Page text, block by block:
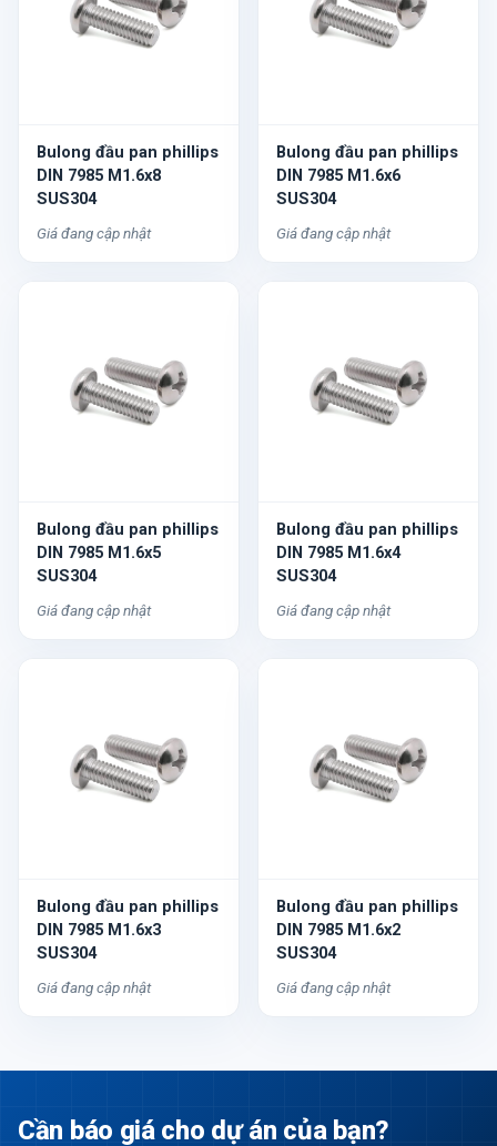
Bulong đầu pan phillips
DIN 7985 M1.6x8
SUS304
Giá đang cập nhật
Bulong đầu pan phillips
DIN 7985 M1.6x6
SUS304
Giá đang cập nhật
Bulong đầu pan phillips
DIN 7985 M1.6x5
SUS304
Giá đang cập nhật
Bulong đầu pan phillips
DIN 7985 M1.6x4
SUS304
Giá đang cập nhật
Bulong đầu pan phillips
DIN 7985 M1.6x3
SUS304
Giá đang cập nhật
Bulong đầu pan phillips
DIN 7985 M1.6x2
SUS304
Giá đang cập nhật
Cần báo giá cho dự án của bạn?